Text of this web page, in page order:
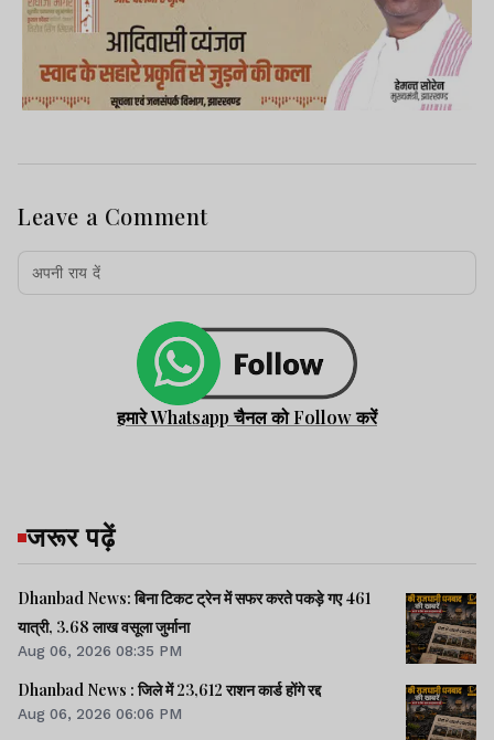
Leave a Comment
हमारे Whatsapp चैनल को Follow करें
जरूर पढ़ें
Dhanbad News: बिना टिकट ट्रेन में सफर करते पकड़े गए 461
यात्री, 3.68 लाख वसूला जुर्माना
Aug 06, 2026 08:35 PM
Dhanbad News : जिले में 23,612 राशन कार्ड होंगे रद्द
Aug 06, 2026 06:06 PM